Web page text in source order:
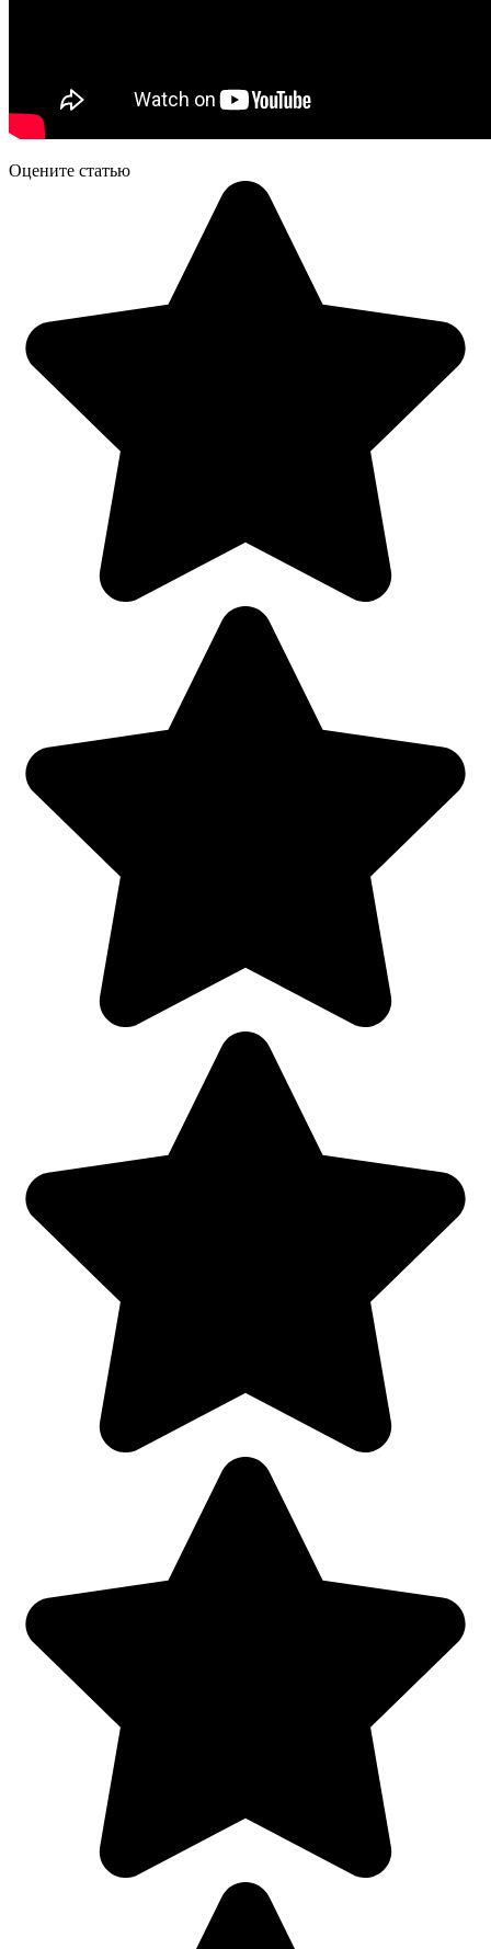
Оцените статью